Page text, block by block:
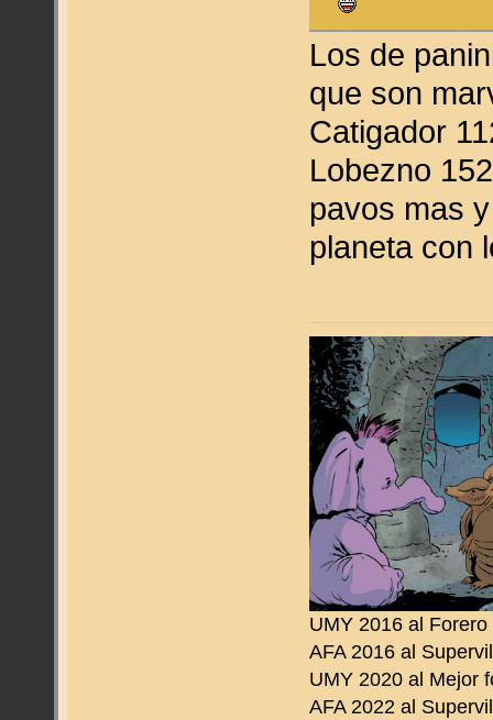
Los de
que son
Catigador
Lobezno
pavos mas
planeta con
UMY 2016 al
AFA 2016 al
UMY 2020 al Mejor
AFA 2022 al